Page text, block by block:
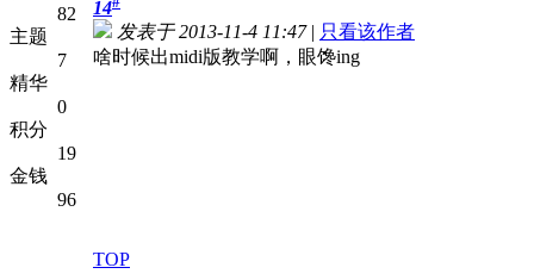
82
主题
7
精华
0
积分
19
金钱
96
14
发表于 2013-11-4 11:47| 只看该作者
啥时候出midi版教学啊，眼馋ing
TOP